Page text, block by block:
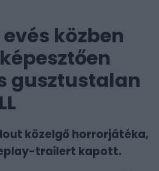
közben
gusztustalan
közelgő horrorjátéka,
trailert kapott.